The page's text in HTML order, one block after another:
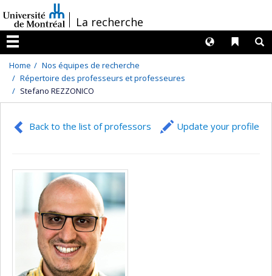
au
contenu
/La recherche
Menu
Liens
Langues
Home
Nos équipes de recherche
Répertoire des professeurs et professeures
Stefano REZZONICO
Back to the list of professors Update your profile